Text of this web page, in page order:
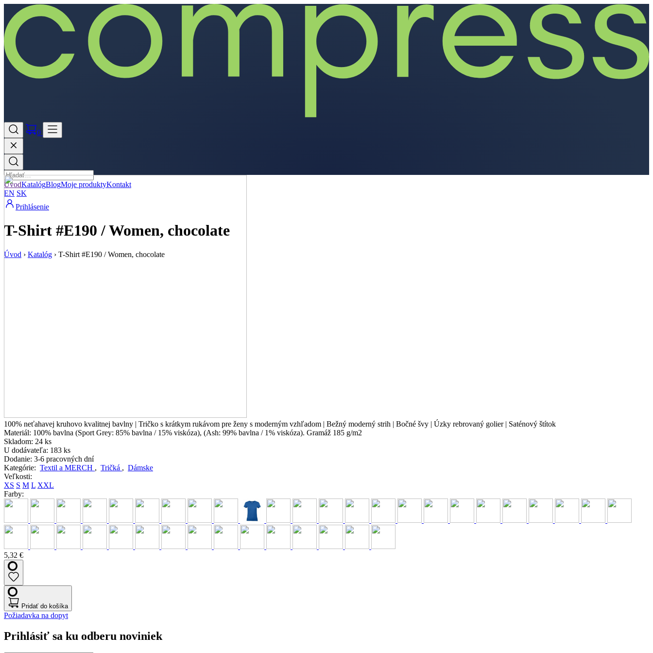
0
ÚvodKatalógBlogMoje produktyKontakt
EN SK
Prihlásenie
T-Shirt #E190 / Women, chocolate
Úvod › Katalóg › T-Shirt #E190 / Women, chocolate
100% neťahavej kruhovo kvalitnej bavlny | Tričko s krátkym rukávom pre ženy s moderným vzhľadom | Bežný moderný strih | Bočné švy | Úzky rebrovaný golier | Saténový štítok
Materiál: 100% bavlna (Sport Grey: 85% bavlna / 15% viskóza), (Ash: 99% bavlna / 1% viskóza). Gramáž 185 g/m2
Skladom: 24 ks
U dodávateľa: 183 ks
Dodanie: 3-6 pracovných dní
Kategórie: Textil a MERCH , Tričká , Dámske
Veľkosti:
XS S M L XXL
Farby:
5,32 €
Pridať do košíka
Požiadavka na dopyt
Prihlásiť sa ku odberu noviniek